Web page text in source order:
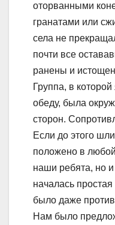
оторванными
гранатами или
села не
почти все
ранены и
Группа, в
обеду, была
сторон.
Если до этого
положено в
наши ребята, но и
началась
было даже
Нам было